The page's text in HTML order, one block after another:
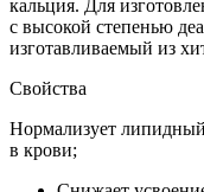
кальция. Для
с высокой степенью
изготавливаемый из
Свойства
Нормализует
в крови;